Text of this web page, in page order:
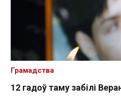
12 гадоў таму забілі
Грамадства